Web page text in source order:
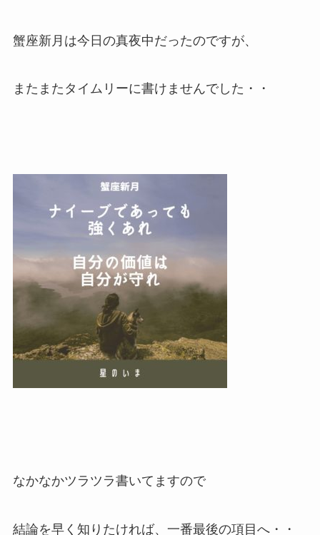
蟹座新月は今日の真夜中だったのですが、
またまたタイムリーに書けませんでした・・
なかなかツラツラ書いてますので
結論を早く知りたければ、一番最後の項目へ・・